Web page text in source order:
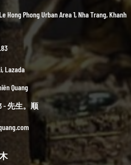
Hong Phong Urban Area 1, Nha Trang, Khanh
,Lazada
Quang
- 先生。顺